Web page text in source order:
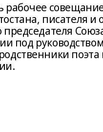
писателя и
под
поэта